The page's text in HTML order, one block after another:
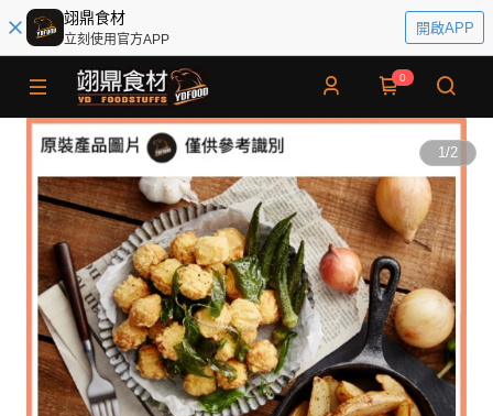
翊鼎食材
立刻使用官方APP
開啟APP
0
1/2